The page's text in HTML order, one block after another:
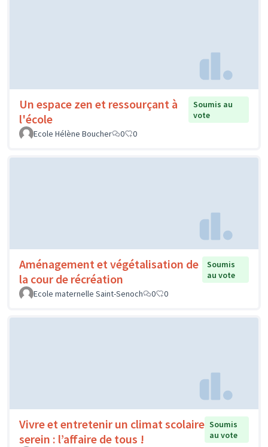
Un espace zen et ressourçant à
l'école
Soumis au
vote
Ecole Hélène Boucher
0 0
Aménagement et végétalisation de
la cour de récréation
Soumis
au vote
Ecole maternelle Saint-Senoch
0 0
Vivre et entretenir un climat scolaire
serein : l’affaire de tous !
Soumis
au vote